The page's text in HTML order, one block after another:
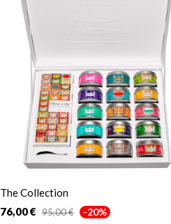
The Collection
76,00 € 95,00 € -20%